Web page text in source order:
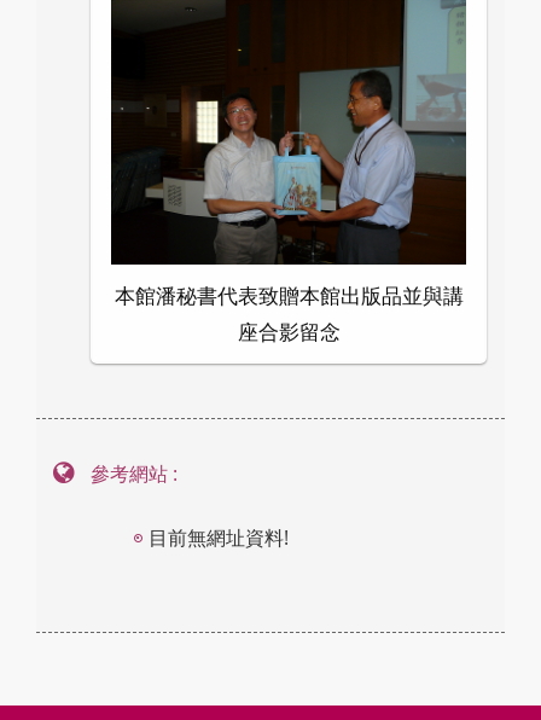
本館潘秘書代表致贈本館出版品並與講
座合影留念
參考網站 :
目前無網址資料!